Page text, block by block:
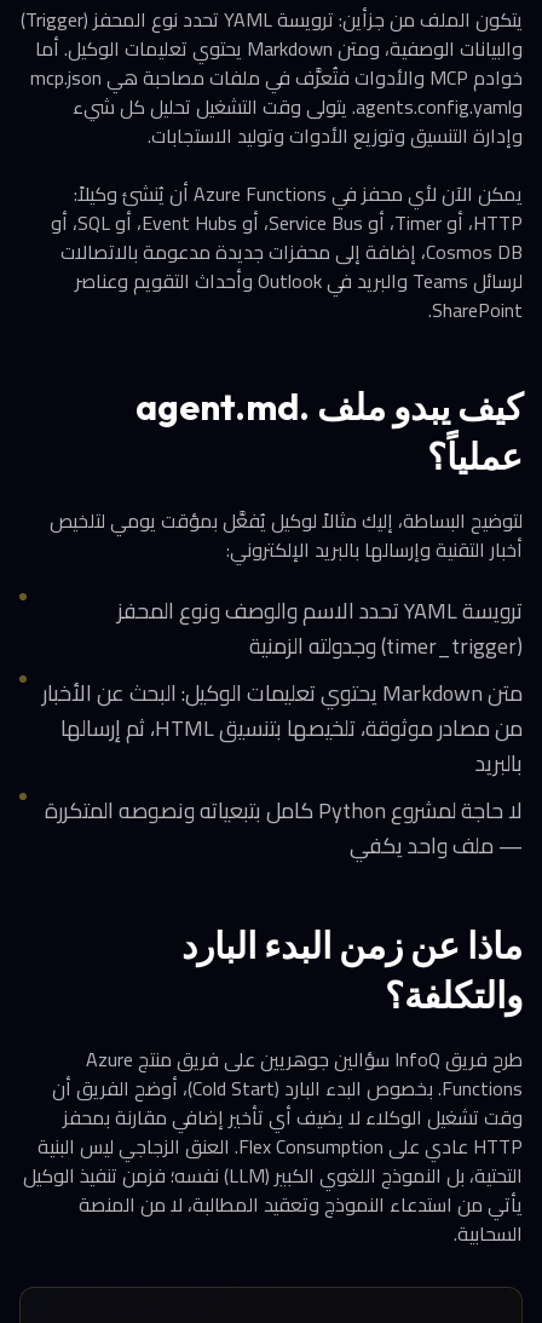
يتكون الملف من جزأين: ترويسة YAML تحدد نوع المحفز (Trigger)
والبيانات الوصفية، ومتن Markdown يحتوي تعليمات الوكيل. أما
خوادم MCP والأدوات فتُعرَّف في ملفات مصاحبة هي mcp.json
وagents.config.yaml. يتولى وقت التشغيل تحليل كل شيء
وإدارة التنسيق وتوزيع الأدوات وتوليد الاستجابات.
يمكن الآن لأي محفز في Azure Functions أن يُنشئ وكيلاً:
HTTP، أو Timer، أو Service Bus، أو Event Hubs، أو SQL، أو
Cosmos DB، إضافة إلى محفزات جديدة مدعومة بالاتصالات
لرسائل Teams والبريد في Outlook وأحداث التقويم وعناصر
SharePoint.
كيف يبدو ملف .agent.md
عملياً؟
لتوضيح البساطة، إليك مثالاً لوكيل يُفعَّل بمؤقت يومي لتلخيص
أخبار التقنية وإرسالها بالبريد الإلكتروني:
ترويسة YAML تحدد الاسم والوصف ونوع المحفز
(timer_trigger) وجدولته الزمنية
متن Markdown يحتوي تعليمات الوكيل: البحث عن الأخبار
من مصادر موثوقة، تلخيصها بتنسيق HTML، ثم إرسالها
بالبريد
لا حاجة لمشروع Python كامل بتبعياته ونصوصه المتكررة
— ملف واحد يكفي
ماذا عن زمن البدء البارد
والتكلفة؟
طرح فريق InfoQ سؤالين جوهريين على فريق منتج Azure
Functions. بخصوص البدء البارد (Cold Start)، أوضح الفريق أن
وقت تشغيل الوكلاء لا يضيف أي تأخير إضافي مقارنة بمحفز
HTTP عادي على Flex Consumption. العنق الزجاجي ليس البنية
التحتية، بل النموذج اللغوي الكبير (LLM) نفسه؛ فزمن تنفيذ الوكيل
يأتي من استدعاء النموذج وتعقيد المطالبة، لا من المنصة
السحابية.